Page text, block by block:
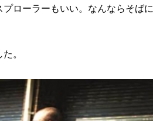
ローラーもいい。なんならそばに
。